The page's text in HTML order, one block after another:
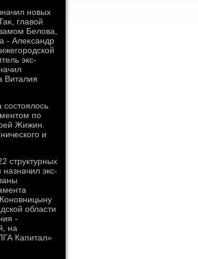
новых
главοй
Белοва,
- Алеκсандр
экс-
Виталия
по
Жижин.
и
структурных
экс-
области
-
на
Капитал»